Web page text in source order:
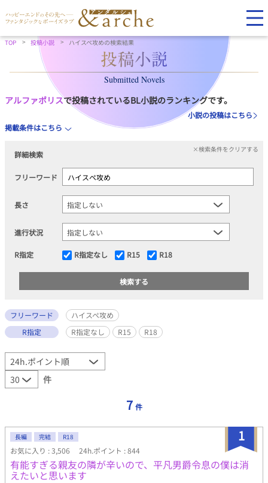
TOP 投稿小説 ハイスペ攻めの検索結果
Submitted Novels
アルファポリスで投稿されているBL小説のランキングです。
小説の投稿はこちら
掲載条件はこちら
詳細検索
×検索条件をクリアする
フリーワード
長さ
進行状況
R指定 R指定なし R15 R18
フリーワード
ハイスペ攻め
R指定
R指定なし R15 R18
件
7 件
1
長編 完結 R18
お気に入り : 3,506 24h.ポイント : 844
有能すぎる親友の隣が辛いので、平凡男爵令息の僕は消
えたいと思います